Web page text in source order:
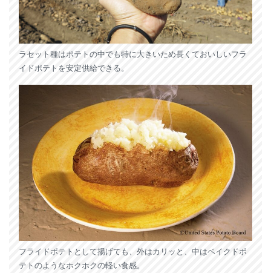
ラセット種はポテトの中でも特に大きいため長くておいしいフラ
イドポテトを安定供給できる。
フライドポテトとして揚げても、外はカリッと、中はベイクドポ
テトのようなホクホクの軽い食感。